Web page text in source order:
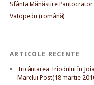
Sfânta Mănăstire Pantocrator
Vatopedu (română)
ARTICOLE RECENTE
Tricântarea Triodului în
Marelui Post(18 martie